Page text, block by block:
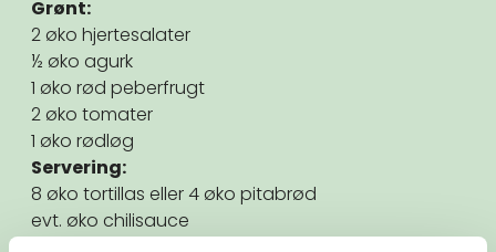
Grønt:
2 øko hjertesalater
½ øko agurk
1 øko rød peberfrugt
2 øko tomater
1 øko rødløg
Servering:
8 øko tortillas eller 4 øko pitabrød
evt. øko chilisauce